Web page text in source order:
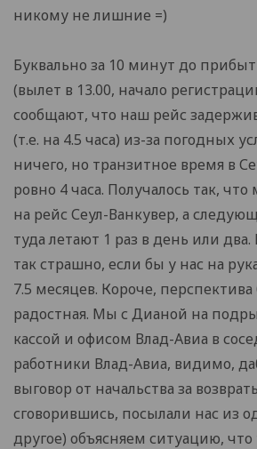
никому не лишние =)
Буквально за 10 минут до
(вылет в 13.00, начало
сообщают, что наш рейс
(т.е. на 4.5 часа) из-за погодных
ничего, но транзитное время в
ровно 4 часа. Получалось так,
на рейс Сеул-Ванкувер, а
туда летают 1 раз в день или
так страшно, если бы у нас на
7.5 месяцев. Короче,
радостная. Мы с Дианой на
кассой и офисом Влад-Авиа в
работники Влад-Авиа, видимо,
выговор от начальства за
сговорившись, посылали нас из
другое) объясняем ситуацию, что